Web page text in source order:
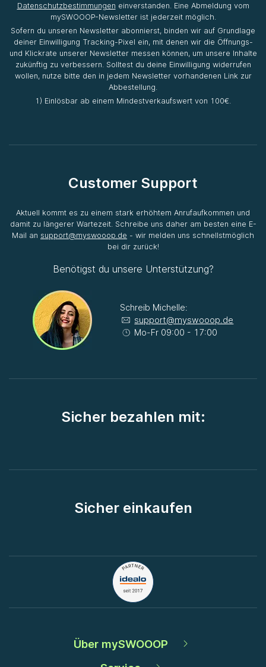
Datenschutzbestimmungen einverstanden. Eine Abmeldung vom
mySWOOOP-Newsletter ist jederzeit möglich.
Sofern du unseren Newsletter abonnierst, binden wir auf Grundlage
deiner Einwilligung Tracking-Pixel ein, mit denen wir die Öffnungs-
und Klickrate unserer Newsletter messen können, um unsere Inhalte
zukünftig zu verbessern. Solltest du deine Einwilligung widerrufen
wollen, nutze bitte den in jedem Newsletter vorhandenen Link zur
Abbestellung.
1) Einlösbar ab einem Mindestverkaufswert von 100€.
Customer Support
Aktuell kommt es zu einem stark erhöhtem Anrufaufkommen und
damit zu längerer Wartezeit. Schreibe uns daher am besten eine E-
Mail an support@myswooop.de - wir melden uns schnellstmöglich
bei dir zurück!
Benötigst du unsere Unterstützung?
Schreib Michelle:
support@myswooop.de
Mo-Fr 09:00 - 17:00
Sicher bezahlen mit:
Sicher einkaufen
Über mySWOOOP